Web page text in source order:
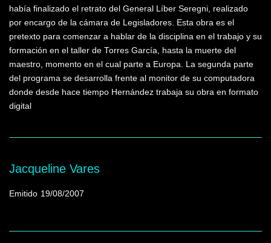
había finalizado el retrato del General Líber Seregni, realizado
por encargo de la cámara de Legisladores. Esta obra es el
pretexto para comenzar a hablar de la disciplina en el trabajo y su
formación en el taller de Torres García, hasta la muerte del
maestro, momento en el cual parte a Europa. La segunda parte
del programa se desarrolla frente al monitor de su computadora
donde desde hace tiempo Hernández trabaja su obra en formato
digital
Jacqueline Vares
Emitido 19/08/2007